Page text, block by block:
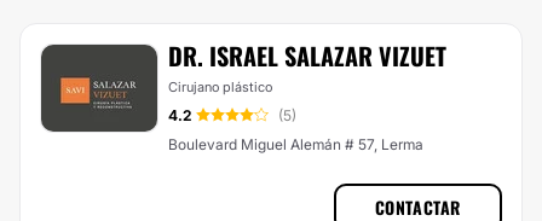
DR. ISRAEL SALAZAR VIZUET
Cirujano plástico
4.2
(5)
Boulevard Miguel Alemán # 57, Lerma
CONTACTAR